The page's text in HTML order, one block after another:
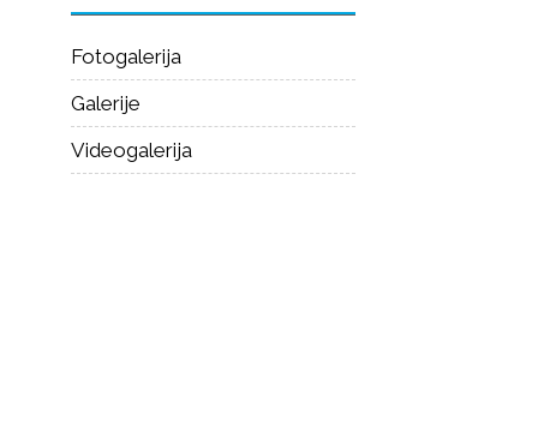
Fotogalerija
Galerije
Videogalerija